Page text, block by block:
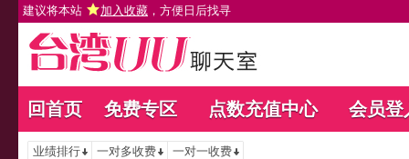
建议将本站 加入收藏 ，方便日后找寻
回首页 免费专区 点数充值中心 会员登
业绩排行 一对多收费 一对一收费